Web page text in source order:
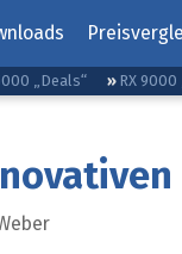
„Deals“ RX 9000